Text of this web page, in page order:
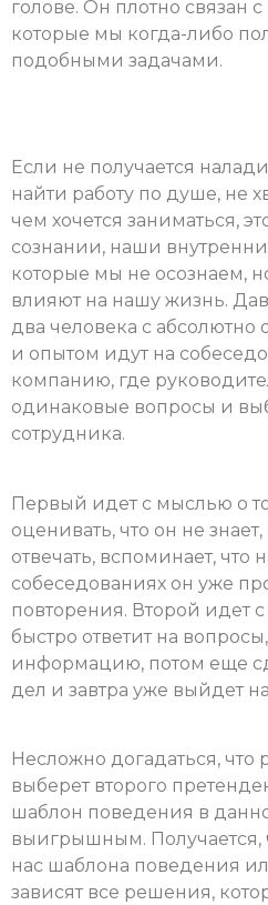
голове. Он плотно связан
которые мы когда-либо
подобными задачами.
Если не получается
найти работу по душе, не
чем хочется заниматься,
сознании, наши
которые мы не осознаем,
влияют на нашу жизнь.
два человека с
и опытом идут на
компанию, где
одинаковые вопросы и
сотрудника.
Первый идет с мыслью о
оценивать, что он не
отвечать, вспоминает, что
собеседованиях он уже
повторения. Второй идет
быстро ответит на
информацию, потом еще
дел и завтра уже выйдет на
Несложно догадаться, что
выберет второго
шаблон поведения в
выигрышным. Получается,
нас шаблона поведения
зависят все решения,